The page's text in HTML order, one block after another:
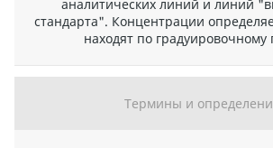
аналитических линий и линий
стандарта". Концентрации
находят по градуировочному
Термины и